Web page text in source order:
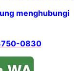
menghubungi
0830